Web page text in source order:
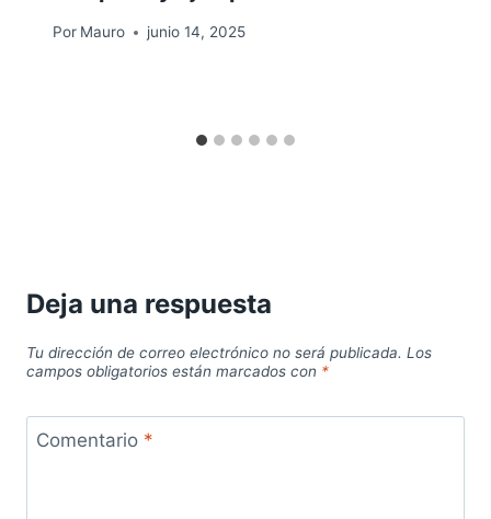
Por Mauro junio 14, 2025
Deja una respuesta
Tu dirección de correo electrónico no será publicada. Los
campos obligatorios están marcados con *
Comentario *